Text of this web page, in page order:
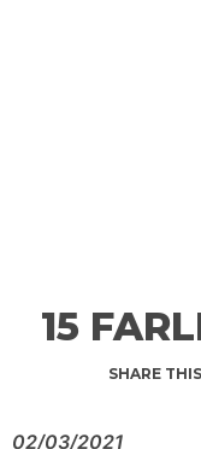
15
SHARE
02/03/2021